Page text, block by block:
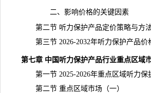
二、影响价格的关键因素
第二节 听力保护产品定价策略与方
第三节 2026-2032年听力保护产品价
第七章 中国听力保护产品行业重点区域
第一节 2025-2026年重点区域听力保
第二节 重点区域市场（一）